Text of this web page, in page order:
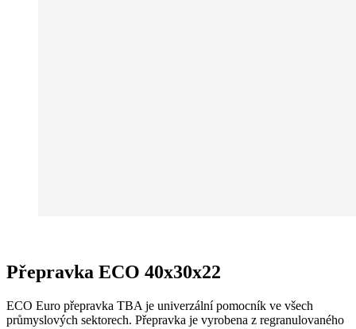
Přepravka ECO 40x30x22
ECO Euro přepravka TBA je univerzální pomocník ve všech
průmyslových sektorech. Přepravka je vyrobena z regranulovaného